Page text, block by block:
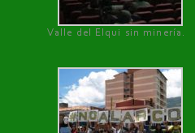
Valle del Elqui sin minería.